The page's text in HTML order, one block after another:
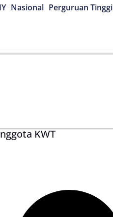
Nasional Perguruan Tinggi
KWT